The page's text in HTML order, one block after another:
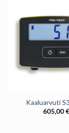
Kaaluarvuti
605,00€